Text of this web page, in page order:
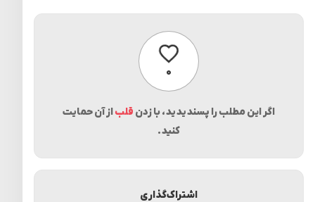
۰پسندیدن
اگر این مطلب را پسندیدید، با زدن قلباز آن حمایت
کنید.
اشتراک‌گذاری